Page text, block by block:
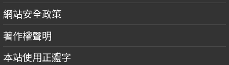
網站安全政策
著作權聲明
本站使用正體字